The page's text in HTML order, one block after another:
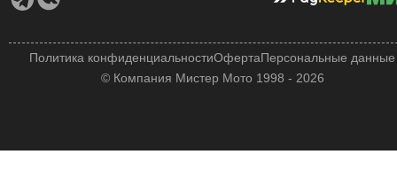
© Компания Мистер Мото 1998 - 2026
Политика конфиденциальностиОфертаПерсональные данные